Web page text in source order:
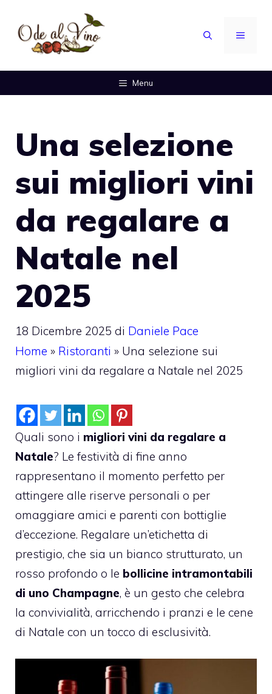
contenuto
MENU
Menu
Una selezione
sui migliori vini
da regalare a
Natale nel
2025
18 Dicembre 2025 di Daniele Pace
Home » Ristoranti » Una selezione sui
migliori vini da regalare a Natale nel 2025
Quali sono i migliori vini da regalare a
Natale? Le festività di fine anno
rappresentano il momento perfetto per
attingere alle riserve personali o per
omaggiare amici e parenti con bottiglie
d’eccezione. Regalare un’etichetta di
prestigio, che sia un bianco strutturato, un
rosso profondo o le bollicine intramontabili
di uno Champagne, è un gesto che celebra
la convivialità, arricchendo i pranzi e le cene
di Natale con un tocco di esclusività.